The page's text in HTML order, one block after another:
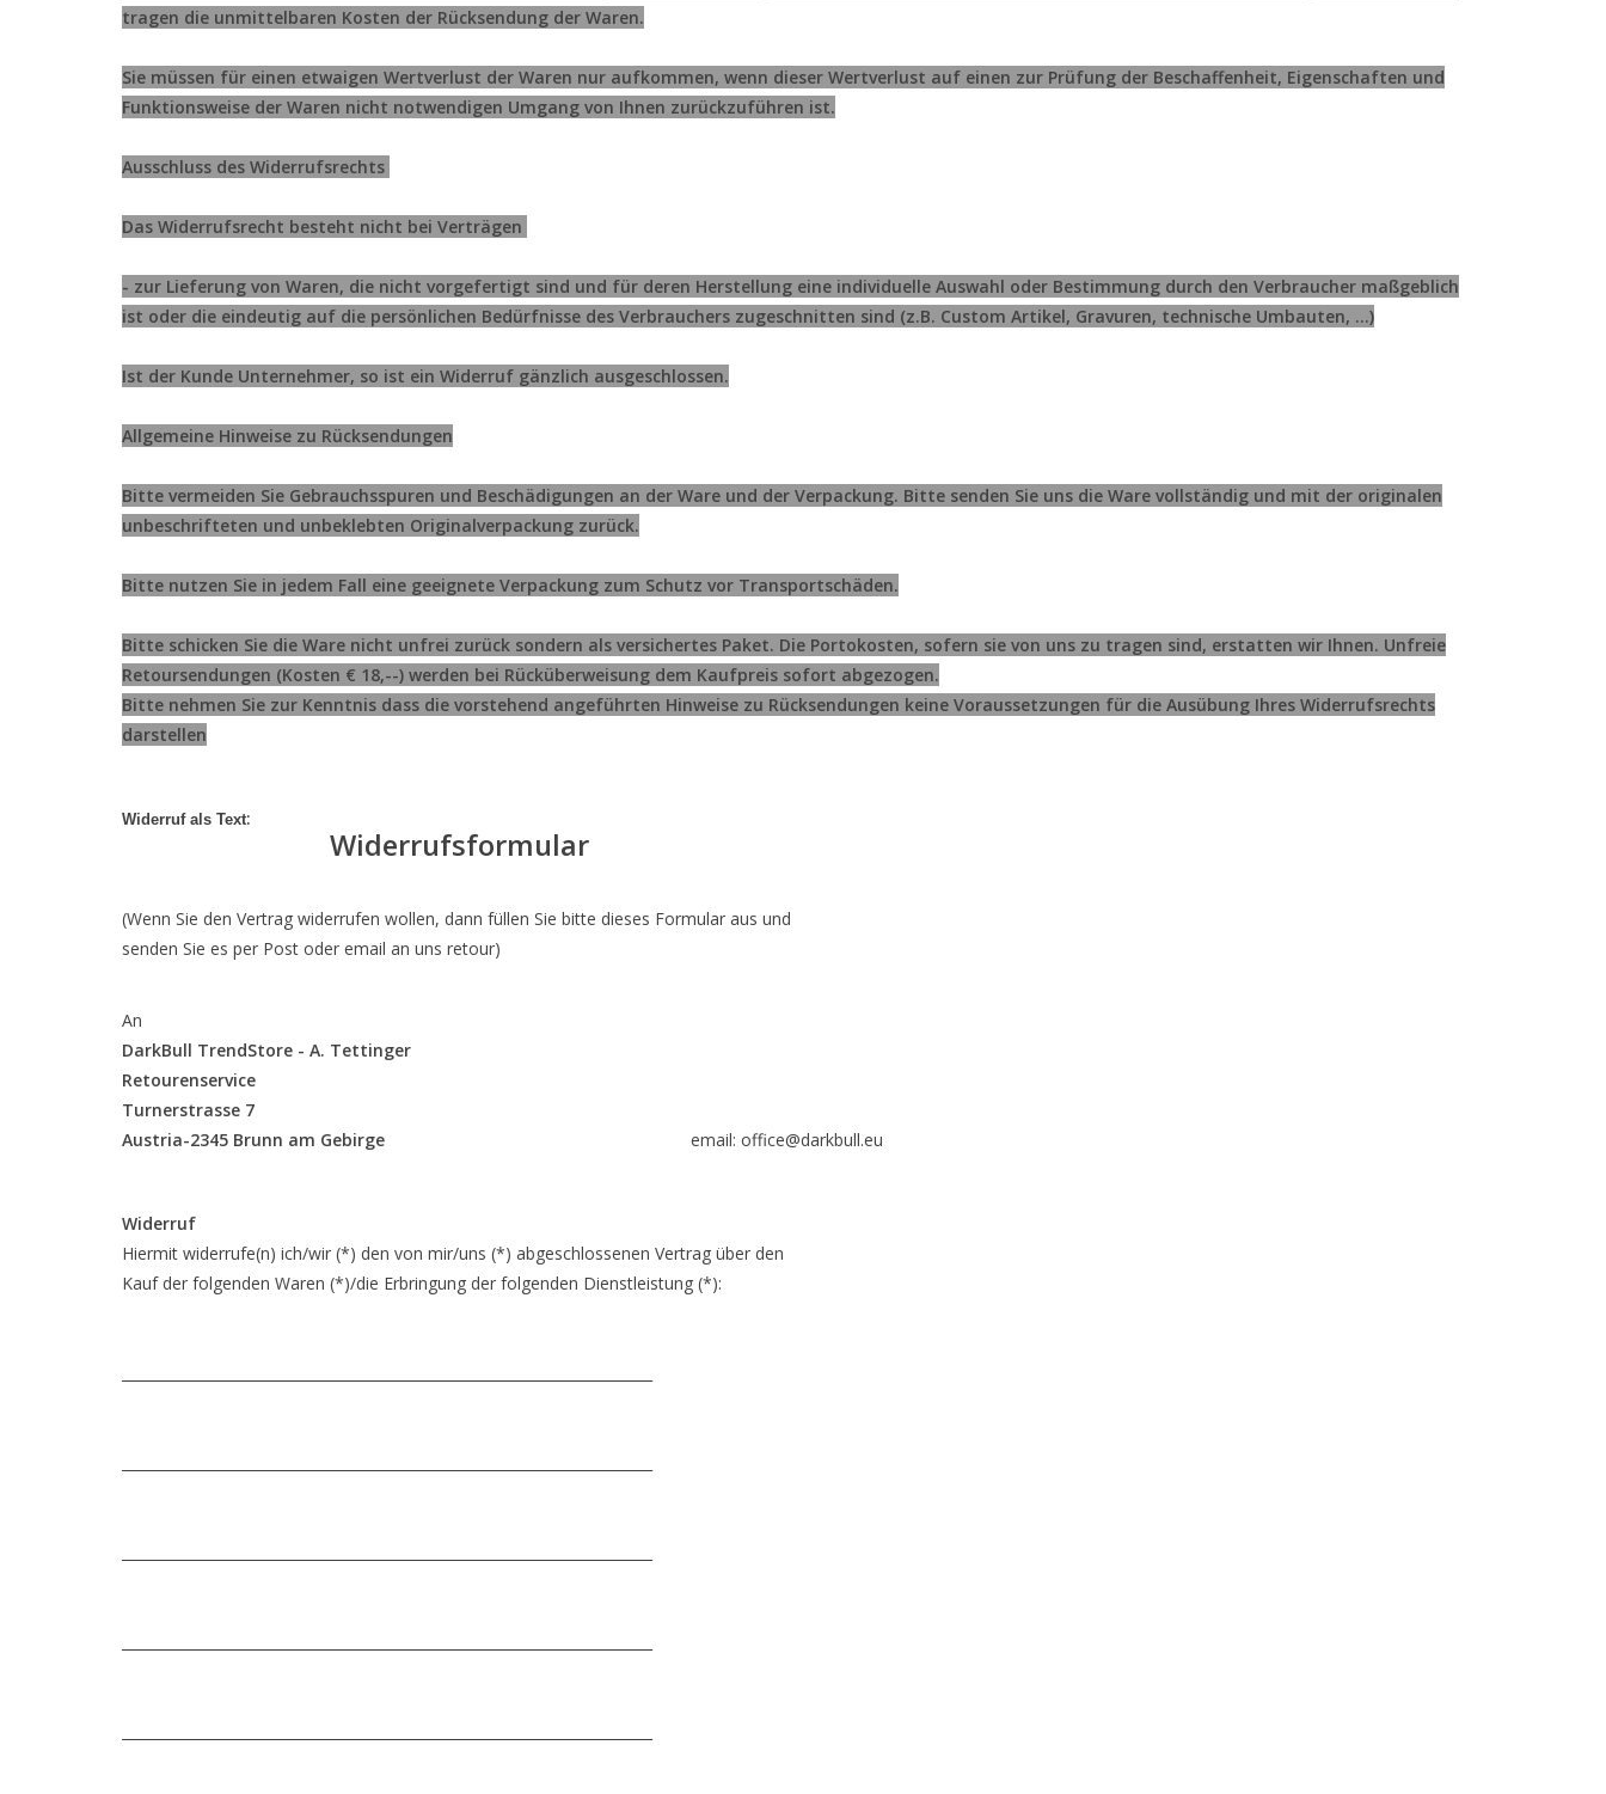
tragen die unmittelbaren Kosten der Rücksendung der Waren.
Sie müssen für einen etwaigen Wertverlust der Waren nur aufkommen, wenn dieser Wertverlust auf einen zur Prüfung der Beschaffenheit, Eigenschaften und
Funktionsweise der Waren nicht notwendigen Umgang von Ihnen zurückzuführen ist.
Ausschluss des Widerrufsrechts
Das Widerrufsrecht besteht nicht bei Verträgen
- zur Lieferung von Waren, die nicht vorgefertigt sind und für deren Herstellung eine individuelle Auswahl oder Bestimmung durch den Verbraucher maßgeblich
ist oder die eindeutig auf die persönlichen Bedürfnisse des Verbrauchers zugeschnitten sind (z.B. Custom Artikel, Gravuren, technische Umbauten, ...)
Ist der Kunde Unternehmer, so ist ein Widerruf gänzlich ausgeschlossen.
Allgemeine Hinweise zu Rücksendungen
Bitte vermeiden Sie Gebrauchsspuren und Beschädigungen an der Ware und der Verpackung. Bitte senden Sie uns die Ware vollständig und mit der originalen
unbeschrifteten und unbeklebten Originalverpackung zurück.
Bitte nutzen Sie in jedem Fall eine geeignete Verpackung zum Schutz vor Transportschäden.
Bitte schicken Sie die Ware nicht unfrei zurück sondern als versichertes Paket. Die Portokosten, sofern sie von uns zu tragen sind, erstatten wir Ihnen. Unfreie
Retoursendungen (Kosten € 18,--) werden bei Rücküberweisung dem Kaufpreis sofort abgezogen.
Bitte nehmen Sie zur Kenntnis dass die vorstehend angeführten Hinweise zu Rücksendungen keine Voraussetzungen für die Ausübung Ihres Widerrufsrechts
darstellen
Widerruf als Text:
Widerrufsformular
(Wenn Sie den Vertrag widerrufen wollen, dann füllen Sie bitte dieses Formular aus und
senden Sie es per Post oder email an uns retour)
An
DarkBull TrendStore - A. Tettinger
Retourenservice
Turnerstrasse 7
Austria-2345 Brunn am Gebirge email: office@darkbull.eu
Widerruf
Hiermit widerrufe(n) ich/wir (*) den von mir/uns (*) abgeschlossenen Vertrag über den
Kauf der folgenden Waren (*)/die Erbringung der folgenden Dienstleistung (*):